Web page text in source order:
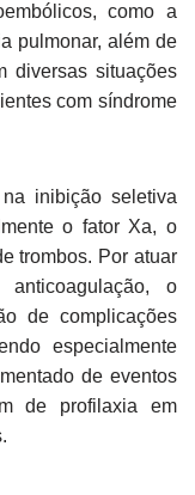
como a
pulmonar, além de
diversas situações
com síndrome
inibição seletiva
o fator Xa, o
trombos. Por atuar
o
de complicações
especialmente
de eventos
de profilaxia em